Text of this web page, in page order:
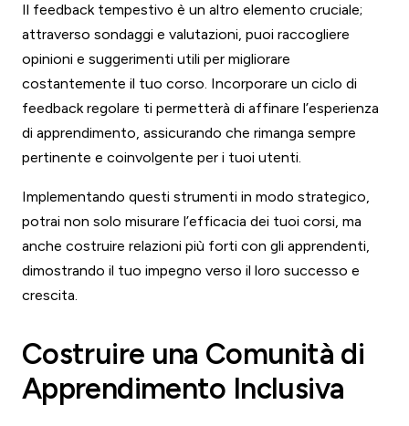
Il feedback tempestivo è un altro elemento cruciale;
attraverso sondaggi e valutazioni, puoi raccogliere
opinioni e suggerimenti utili per migliorare
costantemente il tuo corso. Incorporare un ciclo di
feedback regolare ti permetterà di affinare l’esperienza
di apprendimento, assicurando che rimanga sempre
pertinente e coinvolgente per i tuoi utenti.
Implementando questi strumenti in modo strategico,
potrai non solo misurare l’efficacia dei tuoi corsi, ma
anche costruire relazioni più forti con gli apprendenti,
dimostrando il tuo impegno verso il loro successo e
crescita.
Costruire una Comunità di
Apprendimento Inclusiva